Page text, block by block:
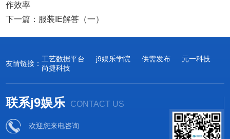
作效率
下一篇： 服装IE解答（一）
友情链接：
工艺数据平台 j9娱乐学院 供需发布
元一科技
尚捷科技
联系j9娱乐 CONTACT US
欢迎您来电咨询